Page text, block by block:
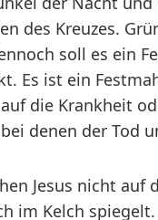
des Kreuzes.
soll es ein
Es ist ein
die Krankheit
denen der Tod
Jesus nicht auf
im Kelch